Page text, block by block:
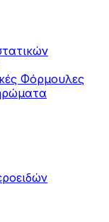
Φόρμουλες